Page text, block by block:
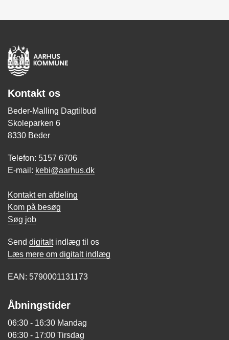
Kontakt os
Beder-Malling Dagtilbud
Skoleparken 6
8330 Beder
Telefon: 5157 6706
E-mail: kebi@aarhus.dk
Kontakt en afdeling
Kom på besøg
Søg job
Send digitaltindlæg til os
Læs mere om digitalt indlæg
EAN: 5790001131173
Åbningstider
06:30 - 16:30 Mandag
06:30 - 17:00 Tirsdag